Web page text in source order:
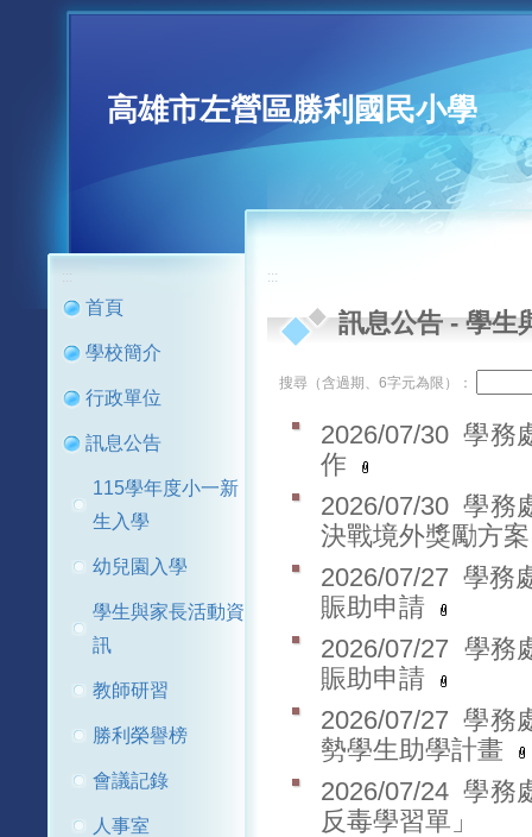
高雄市左營區勝利國民小學
:::
首頁
學校簡介
行政單位
訊息公告
115學年度小一新
生入學
幼兒園入學
學生與家長活動資
訊
教師研習
勝利榮譽榜
會議記錄
人事室
:::
訊息公告-學生
搜尋（含過期、6字元為限）：
2026/07/30學務
作
2026/07/30學務
決戰境外獎勵方
2026/07/27學務
賑助申請
2026/07/27 學務
賑助申請
2026/07/27學務
勢學生助學計畫
2026/07/24學務
反毒學習單」